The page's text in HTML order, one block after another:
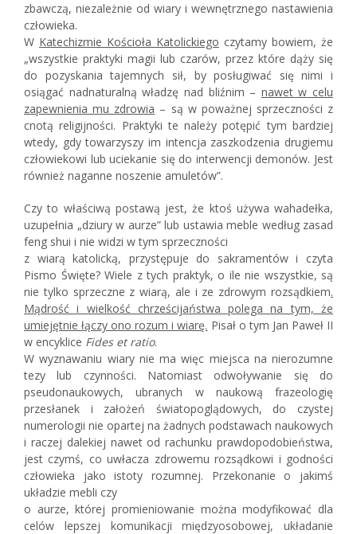
zbawczą, niezależnie od wiary i wewnętrznego nastawienia
człowieka.
W Katechizmie Kościoła Katolickiego czytamy bowiem, że
„wszystkie praktyki magii lub czarów, przez które dąży się
do pozyskania tajemnych sił, by posługiwać się nimi i
osiągać nadnaturalną władzę nad bliźnim – nawet w celu
zapewnienia mu zdrowia – są w poważnej sprzeczności z
cnotą religijności. Praktyki te należy potępić tym bardziej
wtedy, gdy towarzyszy im intencja zaszkodzenia drugiemu
człowiekowi lub uciekanie się do interwencji demonów. Jest
również naganne noszenie amuletów”.
Czy to właściwą postawą jest, że ktoś używa wahadełka,
uzupełnia „dziury w aurze” lub ustawia meble według zasad
feng shui i nie widzi w tym sprzeczności
z wiarą katolicką, przystępuje do sakramentów i czyta
Pismo Święte? Wiele z tych praktyk, o ile nie wszystkie, są
nie tylko sprzeczne z wiarą, ale i ze zdrowym rozsądkiem.
Mądrość i wielkość chrześcijaństwa polega na tym, że
umiejętnie łączy ono rozum i wiarę. Pisał o tym Jan Paweł II
w encyklice Fides et ratio.
W wyznawaniu wiary nie ma więc miejsca na nierozumne
tezy lub czynności. Natomiast odwoływanie się do
pseudonaukowych, ubranych w naukową frazeologię
przesłanek i założeń światopoglądowych, do czystej
numerologii nie opartej na żadnych podstawach naukowych
i raczej dalekiej nawet od rachunku prawdopodobieństwa,
jest czymś, co uwłacza zdrowemu rozsądkowi i godności
człowieka jako istoty rozumnej. Przekonanie o jakimś
układzie mebli czy
o aurze, której promieniowanie można modyfikować dla
celów lepszej komunikacji międzyosobowej, układanie